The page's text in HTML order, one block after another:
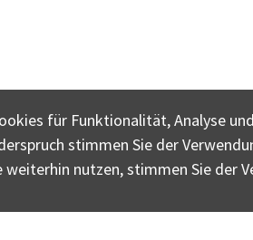
für Funktionalität, Analyse
stimmen Sie der
weiterhin nutzen, stimmen Sie der